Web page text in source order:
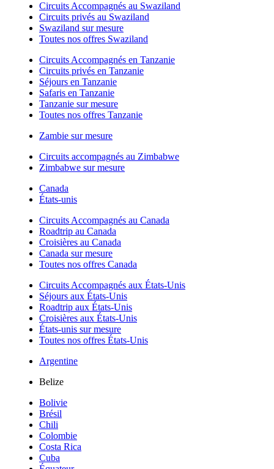
Circuits Accompagnés au Swaziland
Circuits privés au Swaziland
Swaziland sur mesure
Toutes nos offres Swaziland
Circuits Accompagnés en Tanzanie
Circuits privés en Tanzanie
Séjours en Tanzanie
Safaris en Tanzanie
Tanzanie sur mesure
Toutes nos offres Tanzanie
Zambie sur mesure
Circuits accompagnés au Zimbabwe
Zimbabwe sur mesure
Canada
États-unis
Circuits Accompagnés au Canada
Roadtrip au Canada
Croisières au Canada
Canada sur mesure
Toutes nos offres Canada
Circuits Accompagnés aux États-Unis
Séjours aux États-Unis
Roadtrip aux États-Unis
Croisières aux États-Unis
États-unis sur mesure
Toutes nos offres États-Unis
Argentine
Belize
Bolivie
Brésil
Chili
Colombie
Costa Rica
Cuba